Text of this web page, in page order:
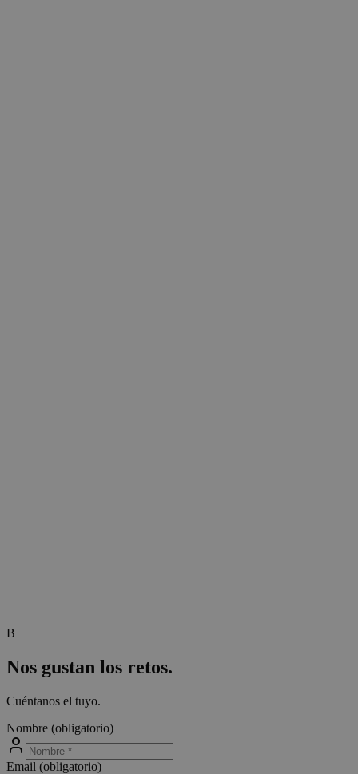
B
Nos gustan los retos.
Cuéntanos el tuyo.
Nombre (obligatorio)
Email (obligatorio)